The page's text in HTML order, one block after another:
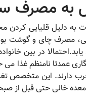
به مصرف
به دلیل قلیایی
مصرف چای و گوشت
در بین
عمدتا نامنظم غذا
دارند. این
معده خالی حتی قبل از